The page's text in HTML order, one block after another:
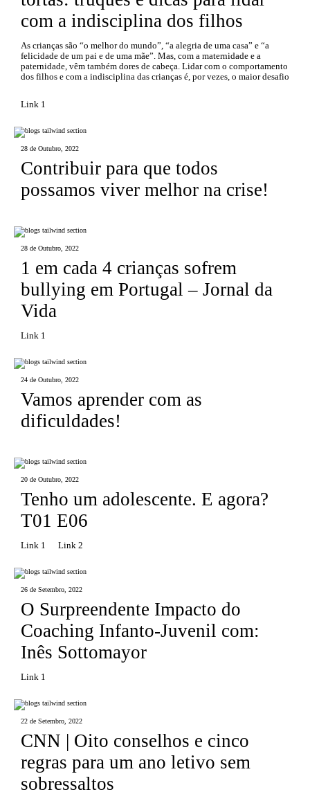
com a indisciplina dos filhos
As crianças são “o melhor do mundo”, “a alegria de uma casa” e “a
felicidade de um pai e de uma mãe”. Mas, com a maternidade e a
paternidade, vêm também dores de cabeça. Lidar com o comportamento
dos filhos e com a indisciplina das crianças é, por vezes, o maior desafio
Link 1
28 de Outubro, 2022
Contribuir para que todos
possamos viver melhor na crise!
28 de Outubro, 2022
1 em cada 4 crianças sofrem
bullying em Portugal – Jornal da
Vida
Link 1
24 de Outubro, 2022
Vamos aprender com as
dificuldades!
20 de Outubro, 2022
Tenho um adolescente. E agora?
T01 E06
Link 1 Link 2
26 de Setembro, 2022
O Surpreendente Impacto do
Coaching Infanto-Juvenil com:
Inês Sottomayor
Link 1
22 de Setembro, 2022
CNN | Oito conselhos e cinco
regras para um ano letivo sem
sobressaltos